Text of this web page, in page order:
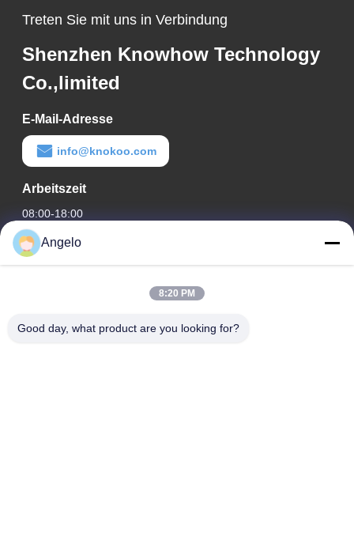
Treten Sie mit uns in Verbindung
Shenzhen Knowhow Technology
Co.,limited
E-Mail-Adresse
info@knokoo.com
Arbeitszeit
08:00-18:00
Unsere Adresse
Zimmer 1508, Taojing Business Building, Minbao Road,
Guangdong
Angelo
8:20 PM
Good day, what product are you looking for?